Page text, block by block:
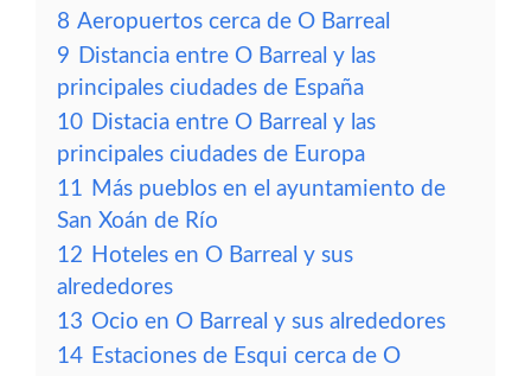
8 Aeropuertos cerca de O Barreal
9 Distancia entre O Barreal y las
principales ciudades de España
10 Distacia entre O Barreal y las
principales ciudades de Europa
11 Más pueblos en el ayuntamiento de
San Xoán de Río
12 Hoteles en O Barreal y sus
alrededores
13 Ocio en O Barreal y sus alrededores
14 Estaciones de Esqui cerca de O